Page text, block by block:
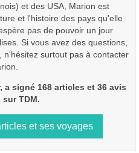
et des USA, Marion est
et l'histoire des pays qu'elle
pas de pouvoir un jour
Si vous avez des questions,
surtout pas à contacter
a signé 168 articles et 36 avis
TDM.
et ses voyages